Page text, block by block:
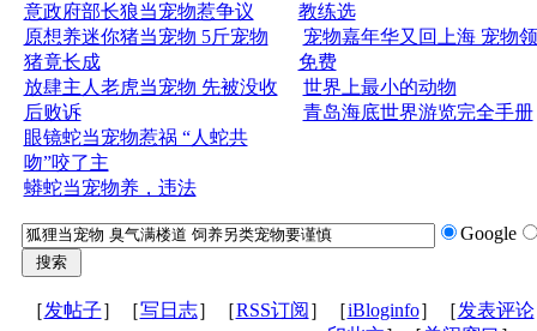
意政府部长狼当宠物惹争议
原想养迷你猪当宠物 5斤宠物
猪竟长成
放肆主人老虎当宠物 先被没收
后败诉
眼镜蛇当宠物惹祸 “人蛇共
吻”咬了主
蟒蛇当宠物养，违法
教练选
宠物嘉年华又回上海 宠物
免费
世界上最小的动物
青岛海底世界游览完全手册
Google
［发帖子］［写日志］［RSS订阅 ］［iBloginfo］［发表评论